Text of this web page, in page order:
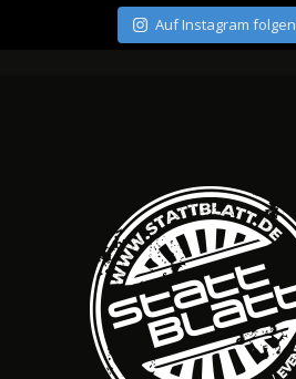
Auf Instagram folgen